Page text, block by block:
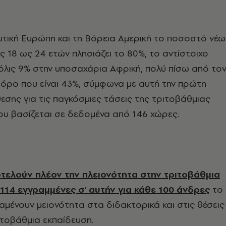
Ευρώπη και τη Βόρεια Αμερική το ποσοστό
18 ως 24 ετών πλησιάζει το 80%, το αντίστοιχο
9% στην υποσαχάρια Αφρική, πολύ πίσω από τον
που είναι 43%, σύμφωνα με αυτή την πρώτη
για τις παγκόσμιες τάσεις της τριτοβάθμιας
βασίζεται σε δεδομένα από 146 χώρες.
πλέον την πλειονότητα στην τριτοβάθμια
εγγραμμένες σ' αυτήν για κάθε 100 άνδρες το
μειονότητα στα διδακτορικά και στις θέσεις
εκπαίδευση.